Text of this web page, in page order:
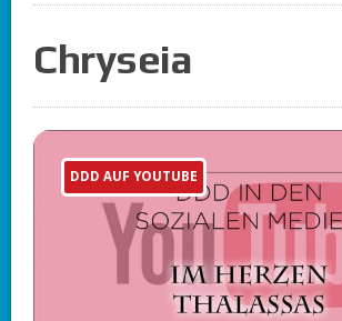
Chryseia
DDD AUF YOUTUBE